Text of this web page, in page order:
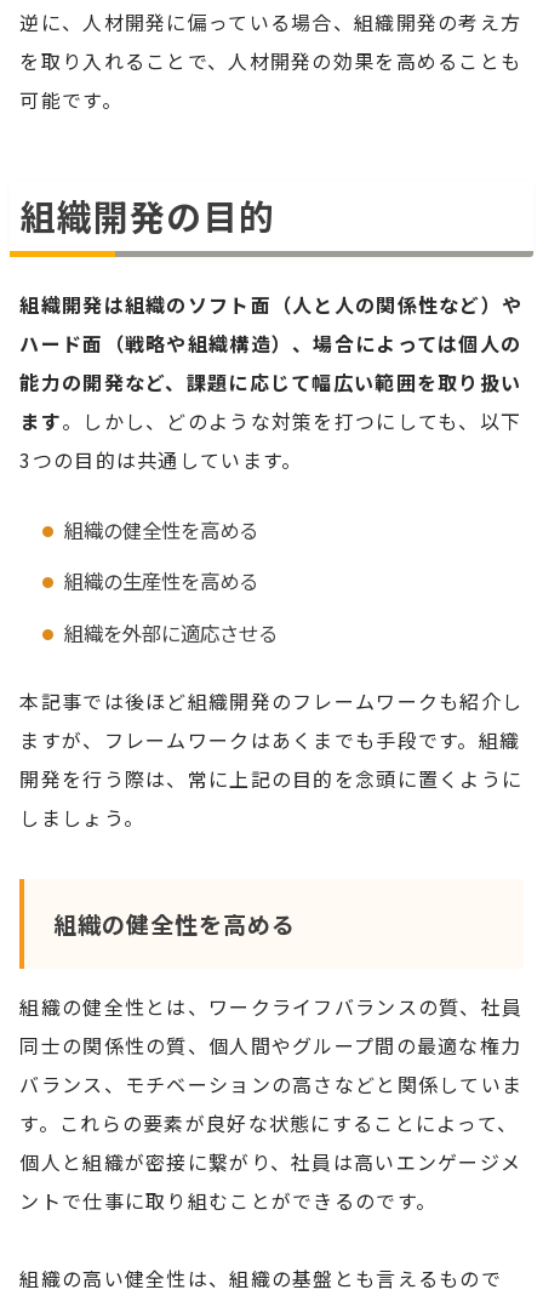
逆に、人材開発に偏っている場合、組織開発の考え方
を取り入れることで、人材開発の効果を高めることも
可能です。
組織開発の目的
組織開発は組織のソフト面（人と人の関係性など）や
ハード面（戦略や組織構造）、場合によっては個人の
能力の開発など、課題に応じて幅広い範囲を取り扱い
ます。しかし、どのような対策を打つにしても、以下
3つの目的は共通しています。
組織の健全性を高める
組織の生産性を高める
組織を外部に適応させる
本記事では後ほど組織開発のフレームワークも紹介し
ますが、フレームワークはあくまでも手段です。組織
開発を行う際は、常に上記の目的を念頭に置くように
しましょう。
組織の健全性を高める
組織の健全性とは、ワークライフバランスの質、社員
同士の関係性の質、個人間やグループ間の最適な権力
バランス、モチベーションの高さなどと関係していま
す。これらの要素が良好な状態にすることによって、
個人と組織が密接に繋がり、社員は高いエンゲージメ
ントで仕事に取り組むことができるのです。
組織の高い健全性は、組織の基盤とも言えるもので